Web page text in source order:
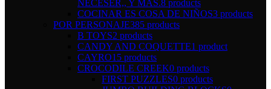
NECESER,, Y MÁS.8 products
COCINAR ES COSA DE NIÑOS3 products
POR PERSONAJE385 products
B TOYS2 products
CANDY AND COQUETTE1 product
CAYRO15 products
CROCODILE CREEK0 products
FIRST PUZZLES0 products